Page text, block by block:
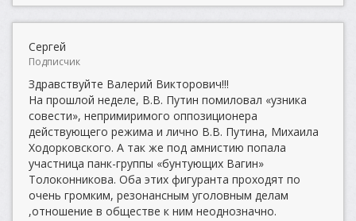
Сергей
Подписчик
Здравствуйте Валерий Викторович!!!
На прошлой неделе, В.В. Путин помиловал «узника
совести», непримиримого оппозиционера
действующего режима и лично В.В. Путина, Михаила
Ходорковского. А так же под амнистию попала
участница панк-группы «бунтующих Вагин»
Толоконникова. Оба этих фигуранта проходят по
очень громким, резонансным уголовным делам
,отношение в обществе к ним неоднозначно.